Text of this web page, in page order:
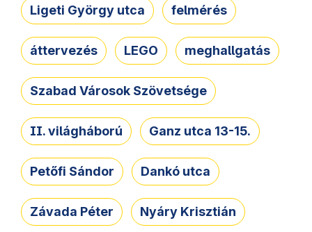
Ligeti György utca felmérés
áttervezés LEGO meghallgatás
Szabad Városok Szövetsége
II. világháború Ganz utca 13-15.
Petőfi Sándor Dankó utca
Závada Péter Nyáry Krisztián